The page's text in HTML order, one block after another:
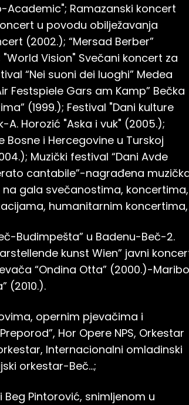
Academic"; Ramazanski koncert
u povodu obilježavanja
(2002.); “Mersad Berber”
Vision" Svečani koncert za
“Nei suoni dei luoghi” Medea
Festspiele Gars am Kamp” Bečka
(1999.); Festival "Dani kulture
Horozić "Aska i vuk" (2005.);
Bosne i Hercegovine u Turskoj
Muzički festival “Dani Avde
cantabile”-nagrađena
gala svečanostima, koncertima,
humanitarnim koncertima,
Budimpešta” u Badenu-Beč-2.
kunst Wien” javni
“Ondina Otta” (2000.)-
(2010.).
opernim pjevačima i
Hor Opere NPS, Orkestar
Internacionalni omladinski
orkestar-Beč…;
Pintorović, snimljenom u